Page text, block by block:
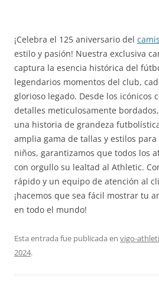
¡Celebra el 125 aniversario del
estilo y pasión! Nuestra exclusiva
captura la esencia histórica del
legendarios momentos del club,
glorioso legado. Desde los icónicos
detalles meticulosamente
una historia de grandeza
amplia gama de tallas y estilos
niños, garantizamos que todos los
con orgullo su lealtad al Athletic.
rápido y un equipo de atención al
¡hacemos que sea fácil mostrar tu
en todo el mundo!
Esta entrada fue publicada en vigo-
2024.